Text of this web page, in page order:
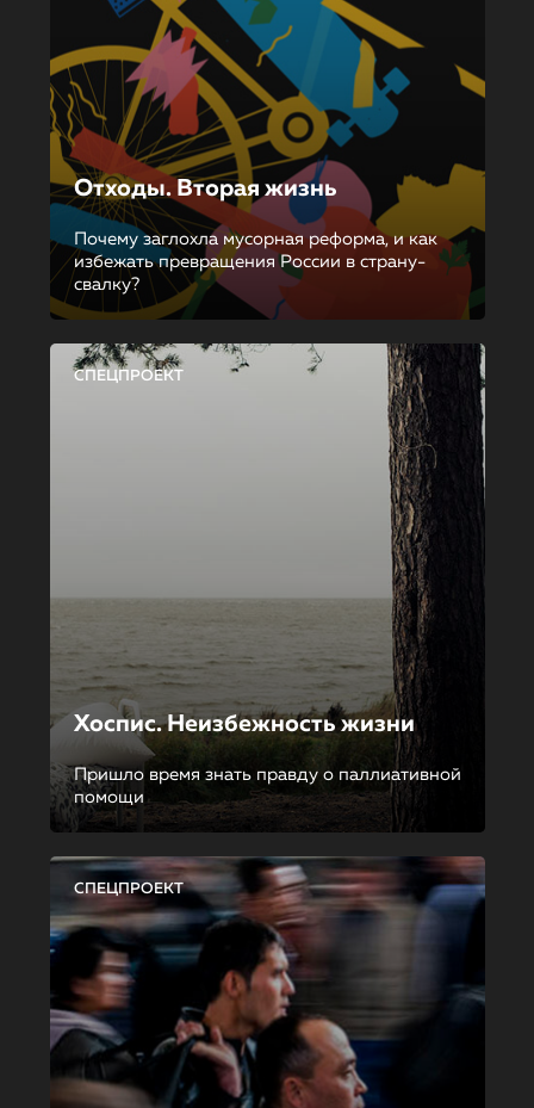
Отходы. Вторая жизнь
Почему заглохла мусорная реформа, и как
избежать превращения России в страну-
свалку?
СПЕЦПРОЕКТ
Хоспис. Неизбежность жизни
Пришло время знать правду о паллиативной
помощи
СПЕЦПРОЕКТ